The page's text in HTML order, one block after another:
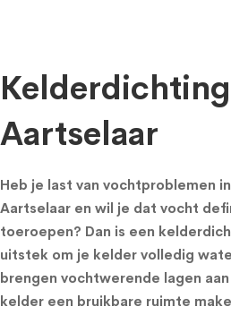
Aartselaar
Heb je last van vochtproblemen
Aartselaar en wil je dat vocht
toeroepen? Dan is een
uitstek om je kelder volledig
brengen vochtwerende lagen
kelder een bruikbare ruimte